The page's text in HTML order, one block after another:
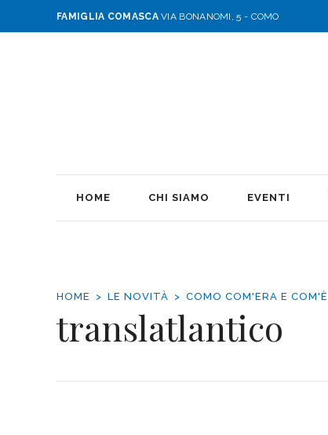
FAMIGLIA COMASCAVIA BONANOMI, 5 - COMO
HOME CHI SIAMO EVENTI
HOME LE NOVITÀ COMO COM'ERA E COM'È
translatlantico